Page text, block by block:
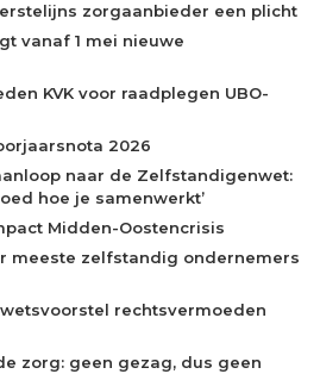
zorgaanbieder een plicht
vanaf 1 mei nieuwe
KVK voor raadplegen UBO-
2026
naar de Zelfstandigenwet:
hoe je samenwerkt’
Midden-Oostencrisis
meeste zelfstandig ondernemers
rechtsvermoeden
zorg: geen gezag, dus geen